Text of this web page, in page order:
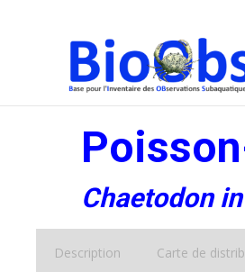
Chaetodon
Description Carte de